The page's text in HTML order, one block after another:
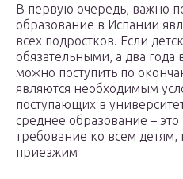
В первую очередь, важно
образование в Испании
всех подростков. Если
обязательными, а два
можно поступить по
являются необходимым
поступающих в
среднее образование –
требование ко всем детям,
приезжим